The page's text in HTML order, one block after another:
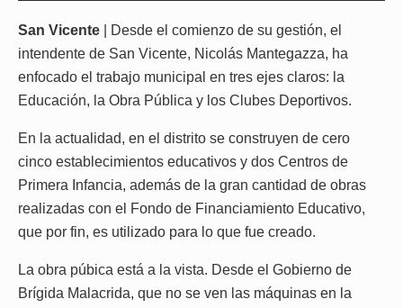
San Vicente | Desde el comienzo de su gestión, el
intendente de San Vicente, Nicolás Mantegazza, ha
enfocado el trabajo municipal en tres ejes claros: la
Educación, la Obra Pública y los Clubes Deportivos.
En la actualidad, en el distrito se construyen de cero
cinco establecimientos educativos y dos Centros de
Primera Infancia, además de la gran cantidad de obras
realizadas con el Fondo de Financiamiento Educativo,
que por fin, es utilizado para lo que fue creado.
La obra púbica está a la vista. Desde el Gobierno de
Brígida Malacrida, que no se ven las máquinas en la